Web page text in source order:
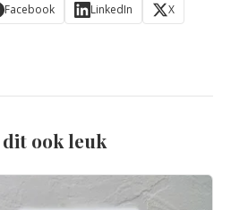
Facebook LinkedIn
X
ook leuk